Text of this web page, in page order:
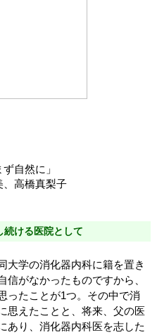
自然に」
、高橋真梨子
ける医院として
大学の消化器内科に籍を置き
信がなかったものですから、
ったことが1つ。その中で消
思えたことと、将来、父の医
あり、消化器内科医を志した